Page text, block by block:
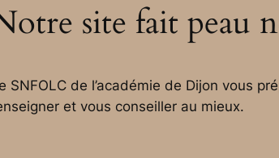
site fait peau
SNFOLC de l’académie de Dijon vous
et vous conseiller au mieux.